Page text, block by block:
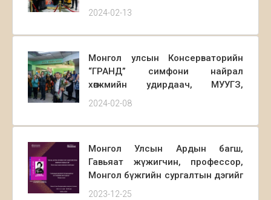
бүрийн Лхагва гарагийн 12:00-
судлалын үндэсний төвд урлагийн
2024-02-13
Монгол улсын Консерваторийн
“ГРАНД” симфони найрал
хөгжмийн удирдаач, МУУГЗ,
профессор багш Чулууны ЧИНБАТ-
зарлигаар 2024.02.08 өдөр Монгол
хүртээлээ.
2024-02-08
Монгол Улсын Ардын багш,
Гавьяат жүжигчин, профессор,
Монгол бүжгийн сургалтын дэгийг
үндэслэгч Гарамын
2023-12-25